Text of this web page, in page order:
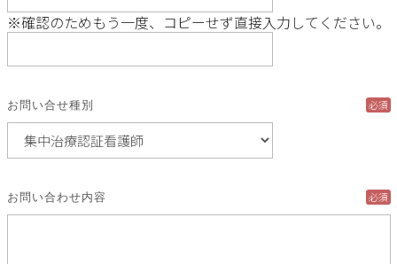
※確認のためもう一度、コピーせず直接入力してください。
お問い合せ種別 必須
お問い合わせ内容 必須